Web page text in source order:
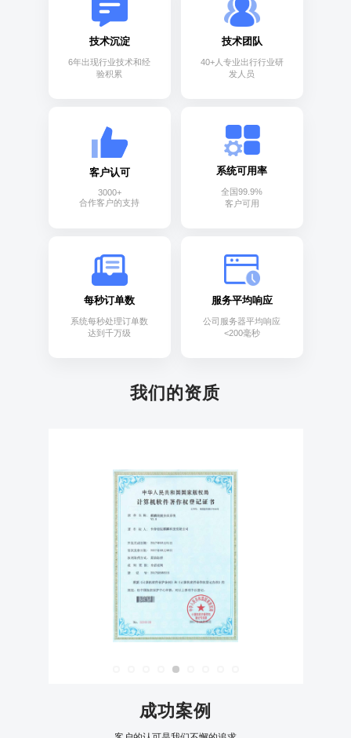
技术沉淀
6年出现行业技术和经
验积累
技术团队
40+人专业出行行业研
发人员
客户认可
3000+
合作客户的支持
系统可用率
全国99.9%
客户可用
每秒订单数
系统每秒处理订单数
达到千万级
服务平均响应
公司服务器平均响应
<200毫秒
我们的资质
成功案例